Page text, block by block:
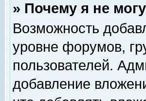
» Почему я не
Возможность
уровне форумов,
пользователей.
добавление